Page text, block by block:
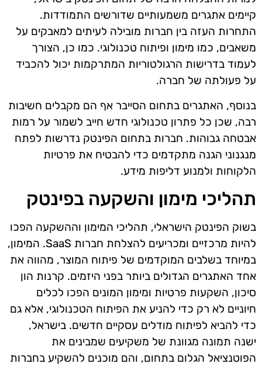
קיימים אתגרים משמעותיים שדורשים התמודדות.
התחרות העזה בין חברות מובילה לעיתים למאבקים על
משאבים, כמו מימון ופיתוח טכנולוגי. כמו כן, הצורך
לעמוד בדרישות הרגולטוריות המתרקמות יכול להכביד
על פעולתה של חברה.
בנוסף, האתגרים בתחום הסייבר אף הם מקבלים חשיבות
רבה, שכן כל פתרון טכנולוגי חדש חייב לשמור על רמות
אבטחה גבוהות. חברות בתחום הפינטק נדרשות לפתח
מנגנוני הגנה מתקדמים כדי להבטיח את פרטיות
הלקוחות ולמנוע דליפות מידע.
תהליכי מימון והשקעה בפינטק
בשוק הפינטק הישראלי, תהליכי המימון וההשקעה הפכו
להיות מרכזיים ומכריעים להצלחת חברות SaaS. המימון,
במיוחד בשלבים המוקדמים של פיתוח המוצר, מהווה את
אחד האתגרים הגדולים ביותר בפני היזמים. קרנות הון
סיכון, השקעות פרטיות ומימון המונים הפכו לכלים
חיוניים לא רק כדי להניע את הפיתוח הטכנולוגי, אלא גם
כדי להביא לפיתוח מודלים עסקיים חדשים. בישראל,
ישנה תמונה מגוונת של משקיעים שמבינים את
הפוטנציאל הגלום בתחום, והם מוכנים להשקיע בחברות